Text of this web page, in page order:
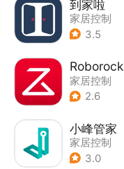
到家啦
家居控制
3.5
Roborock
家居控制
2.6
小峰管家
家居控制
3.0